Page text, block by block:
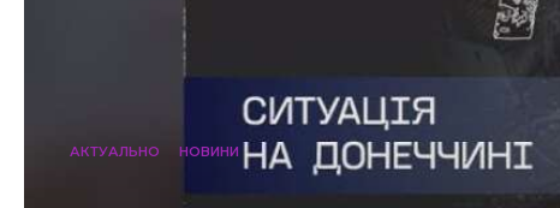
АКТУАЛЬНО НОВИНИ